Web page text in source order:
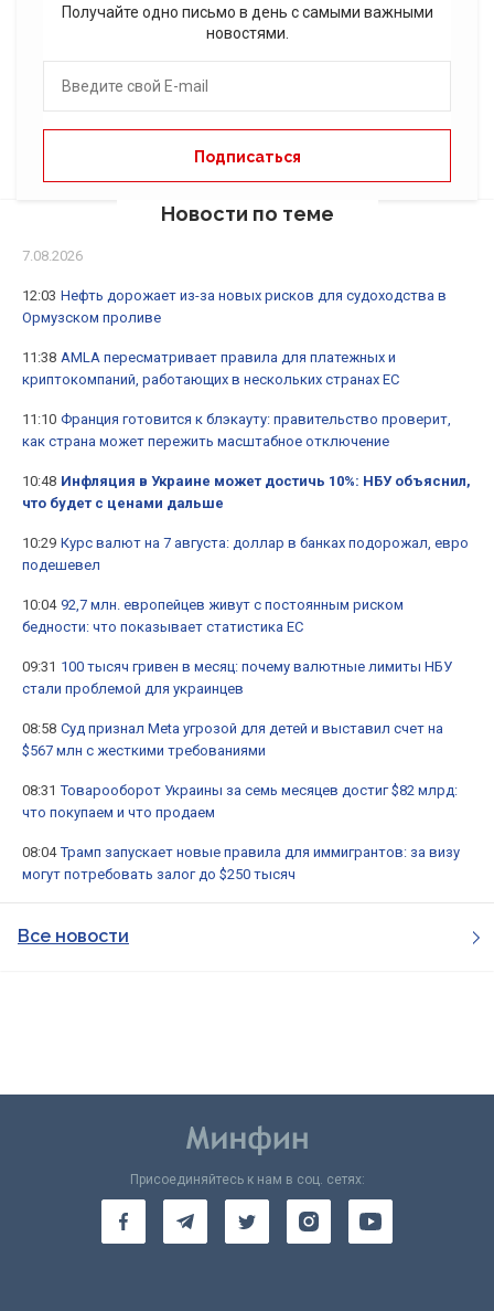
Получайте одно письмо в день с самыми важными
новостями.
Новости по теме
7.08.2026
12:03 Нефть дорожает из-за новых рисков для судоходства в
Ормузском проливе
11:38 AMLA пересматривает правила для платежных и
криптокомпаний, работающих в нескольких странах ЕС
11:10 Франция готовится к блэкауту: правительство проверит,
как страна может пережить масштабное отключение
10:48 Инфляция в Украине может достичь 10%: НБУ объяснил,
что будет с ценами дальше
10:29 Курс валют на 7 августа: доллар в банках подорожал, евро
подешевел
10:04 92,7 млн. европейцев живут с постоянным риском
бедности: что показывает статистика ЕС
09:31 100 тысяч гривен в месяц: почему валютные лимиты НБУ
стали проблемой для украинцев
08:58 Суд признал Meta угрозой для детей и выставил счет на
$567 млн с жесткими требованиями
08:31 Товарооборот Украины за семь месяцев достиг $82 млрд:
что покупаем и что продаем
08:04 Трамп запускает новые правила для иммигрантов: за визу
могут потребовать залог до $250 тысяч
Все новости
Присоединяйтесь к нам в соц. сетях: